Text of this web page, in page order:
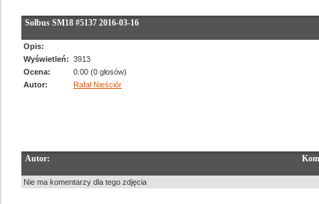
Solbus SM18 #5137 2016-03-16
Opis:
Wyświetleń: 3913
Ocena:
0.00 (0 głosów)
Autor:
Rafał Nieściór
Autor:
Nie ma komentarzy dla tego zdjęcia